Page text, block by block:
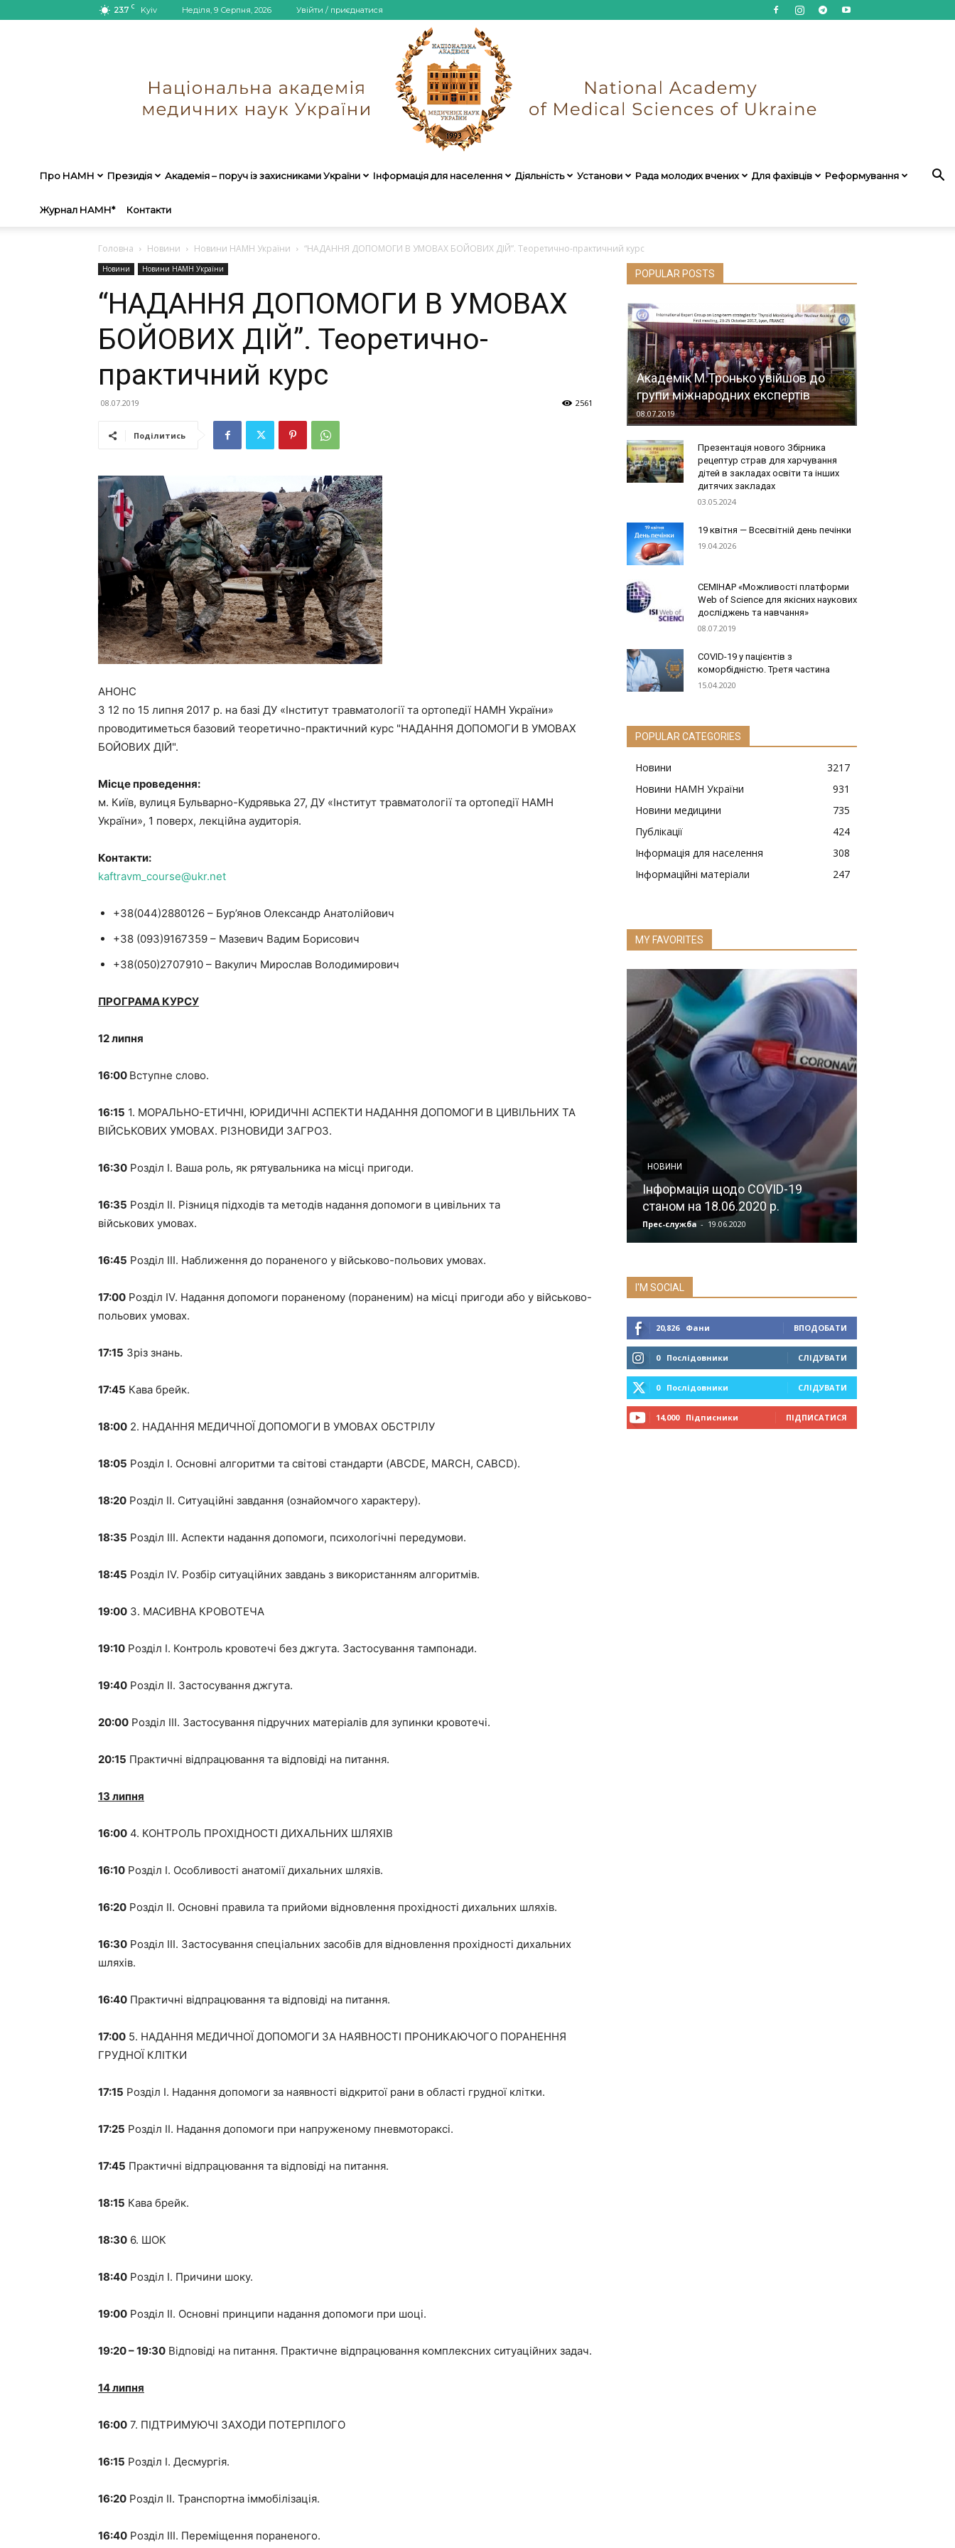
23.7 C Kyiv Неділя, 9 Серпня, 2026 Увійти / приєднатися
України
Про НАМН Президія Академія – поруч із захисниками України Інформація для населення Діяльність Установи Рада молодих вчених Для фахівців Реформування
Журнал НАМН* Контакти
Головна Новини Новини НАМН України “НАДАННЯ ДОПОМОГИ В УМОВАХ БОЙОВИХ ДІЙ”. Теоретично-практичний курс
Новини Новини НАМН України
“НАДАННЯ ДОПОМОГИ В УМОВАХ
БОЙОВИХ ДІЙ”. Теоретично-
практичний курс
08.07.2019 2561
Поділитись
АНОНС
З 12 по 15 липня 2017 р. на базі ДУ «Інститут травматології та ортопедії НАМН України»
проводитиметься базовий теоретично-практичний курс "НАДАННЯ ДОПОМОГИ В УМОВАХ
БОЙОВИХ ДІЙ".
Місце проведення:
м. Київ, вулиця Бульварно-Кудрявька 27, ДУ «Інститут травматології та ортопедії НАМН
України», 1 поверх, лекційна аудиторія.
Контакти:
kaftravm_course@ukr.net
+38(044)2880126 – Бур’янов Олександр Анатолійович
+38 (093)9167359 – Мазевич Вадим Борисович
+38(050)2707910 – Вакулич Мирослав Володимирович
ПРОГРАМА КУРСУ
12 липня
16:00 Вступне слово.
16:15 1. МОРАЛЬНО-ЕТИЧНІ, ЮРИДИЧНІ АСПЕКТИ НАДАННЯ ДОПОМОГИ В ЦИВІЛЬНИХ ТА
ВІЙСЬКОВИХ УМОВАХ. РІЗНОВИДИ ЗАГРОЗ.
16:30 Розділ I. Ваша роль, як рятувальника на місці пригоди.
16:35 Розділ II. Різниця підходів та методів надання допомоги в цивільних та
військових умовах.
16:45 Розділ III. Наближення до пораненого у військово-польових умовах.
17:00 Розділ IV. Надання допомоги пораненому (пораненим) на місці пригоди або у військово-
польових умовах.
17:15 Зріз знань.
17:45 Кава брейк.
18:00 2. НАДАННЯ МЕДИЧНОЇ ДОПОМОГИ В УМОВАХ ОБСТРІЛУ
18:05 Розділ I. Основні алгоритми та світові стандарти (ABCDE, MARCH, CABCD).
18:20 Розділ II. Ситуаційні завдання (ознайомчого характеру).
18:35 Розділ III. Аспекти надання допомоги, психологічні передумови.
18:45 Розділ IV. Розбір ситуаційних завдань з використанням алгоритмів.
19:00 3. МАСИВНА КРОВОТЕЧА
19:10 Розділ I. Контроль кровотечі без джгута. Застосування тампонади.
19:40 Розділ II. Застосування джгута.
20:00 Розділ III. Застосування підручних матеріалів для зупинки кровотечі.
20:15 Практичні відпрацювання та відповіді на питання.
13 липня
16:00 4. КОНТРОЛЬ ПРОХІДНОСТІ ДИХАЛЬНИХ ШЛЯХІВ
16:10 Розділ I. Особливості анатомії дихальних шляхів.
16:20 Розділ II. Основні правила та прийоми відновлення прохідності дихальних шляхів.
16:30 Розділ III. Застосування спеціальних засобів для відновлення прохідності дихальних
шляхів.
16:40 Практичні відпрацювання та відповіді на питання.
17:00 5. НАДАННЯ МЕДИЧНОЇ ДОПОМОГИ ЗА НАЯВНОСТІ ПРОНИКАЮЧОГО ПОРАНЕННЯ
ГРУДНОЇ КЛІТКИ
17:15 Розділ I. Надання допомоги за наявності відкритої рани в області грудної клітки.
17:25 Розділ II. Надання допомоги при напруженому пневмотораксі.
17:45 Практичні відпрацювання та відповіді на питання.
18:15 Кава брейк.
18:30 6. ШОК
18:40 Розділ I. Причини шоку.
19:00 Розділ II. Основні принципи надання допомоги при шоці.
19:20 – 19:30 Відповіді на питання. Практичне відпрацювання комплексних ситуаційних задач.
14 липня
16:00 7. ПІДТРИМУЮЧІ ЗАХОДИ ПОТЕРПІЛОГО
16:15 Розділ I. Десмургія.
16:20 Розділ II. Транспортна іммобілізація.
16:40 Розділ III. Переміщення пораненого.
POPULAR POSTS
Академік М.Тронько увійшов до
групи міжнародних експертів
08.07.2019
Презентація нового Збірника
рецептур страв для харчування
дітей в закладах освіти та інших
дитячих закладах
03.05.2024
19 квітня — Всесвітній день печінки
19.04.2026
СЕМІНАР «Можливості платформи
Web of Science для якісних наукових
досліджень та навчання»
08.07.2019
COVID-19 у пацієнтів з
коморбідністю. Третя частина
15.04.2020
POPULAR CATEGORIES
Новини
3217
Новини НАМН України
931
Новини медицини
735
Публікації
424
Інформація для населення
308
Інформаційні матеріали
247
MY FAVORITES
НОВИНИ
Інформація щодо COVID-19
станом на 18.06.2020 р.
Прес-служба - 19.06.2020
I'M SOCIAL
20,826 Фани ВПОДОБАТИ
0 Послідовники СЛІДУВАТИ
0 Послідовники СЛІДУВАТИ
14,000 Підписники ПІДПИСАТИСЯ